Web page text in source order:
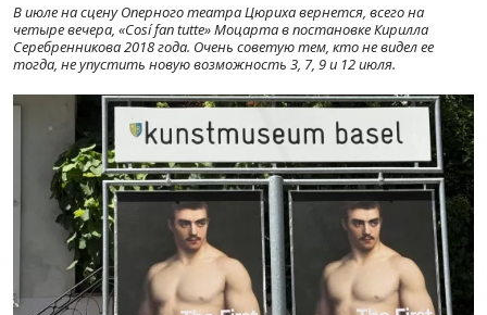
В июле на сцену Оперного театра Цюриха вернется, всего на
четыре вечера, «Cosí fan tutte» Моцарта в постановке Кирилла
Серебренникова 2018 года. Очень советую тем, кто не видел ее
тогда, не упустить новую возможность 3, 7, 9 и 12 июля.